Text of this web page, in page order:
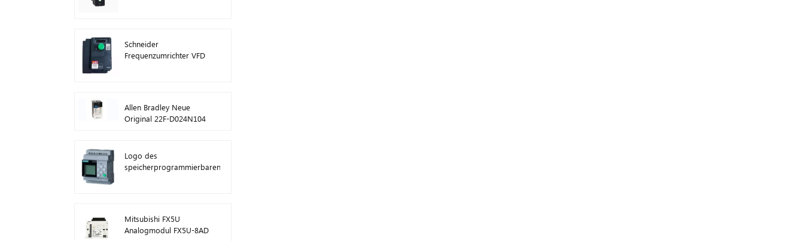
Schneider
Frequenzumrichter VFD
Allen Bradley Neue
Original 22F-D024N104
11 kW
Logo des
speicherprogrammierbaren
Mitsubishi FX5U
Analogmodul FX5U-8AD